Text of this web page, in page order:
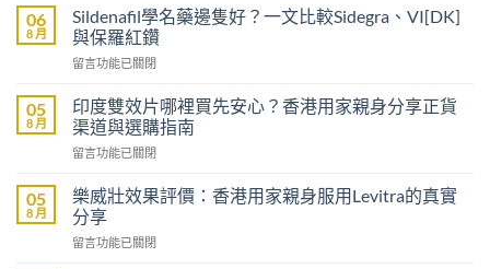
威
大
樂
威
評
價：
雙
效
勃
加
時
06
8 月
Sildenafil學名藥邊隻好？一文比較Sidegra、VI[DK]
與保羅紅鑽
在
學
名
藥
邊
好？
一
文
比
留言功能已關閉
05
8 月
印度雙效片哪裡買先安心？香港用家親身分享正貨
渠道與選購指南
在
度
雙
效
片
留言功能已關閉
05
8 月
樂威壯效果評價：香港用家親身服用Levitra的真實
分享
在
留言功能已關閉